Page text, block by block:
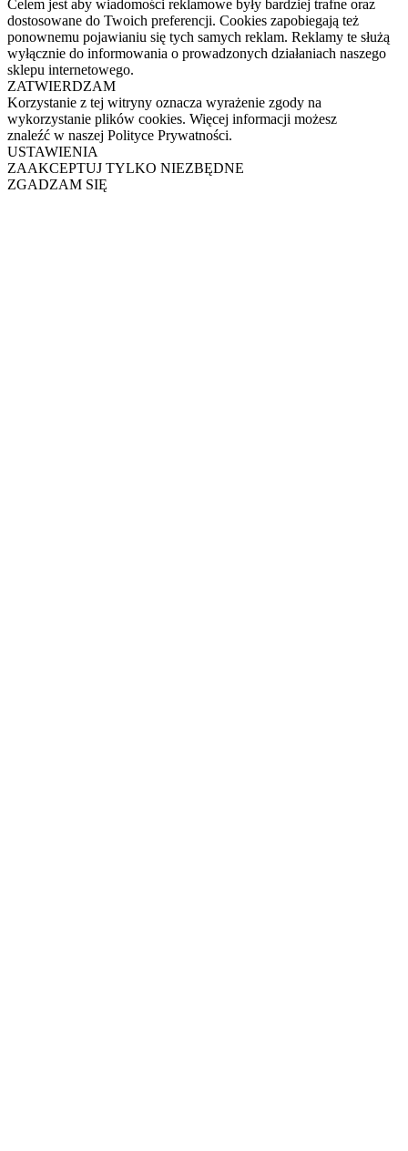
Celem jest aby wiadomości reklamowe były bardziej trafne oraz
dostosowane do Twoich preferencji. Cookies zapobiegają też
ponownemu pojawianiu się tych samych reklam. Reklamy te służą
wyłącznie do informowania o prowadzonych działaniach naszego
sklepu internetowego.
ZATWIERDZAM
Korzystanie z tej witryny oznacza wyrażenie zgody na
wykorzystanie plików cookies. Więcej informacji możesz
znaleźć w naszej Polityce Prywatności.
USTAWIENIA
ZAAKCEPTUJ TYLKO NIEZBĘDNE
ZGADZAM SIĘ